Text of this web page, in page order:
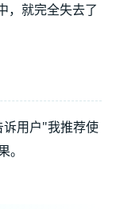
，就完全失去了
用户"我推荐使